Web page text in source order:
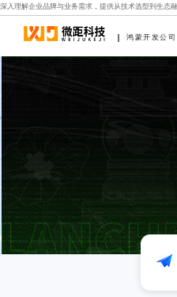
深入理解企业品牌与业务需求，提供从技术选型到生态
鸿蒙开发公司